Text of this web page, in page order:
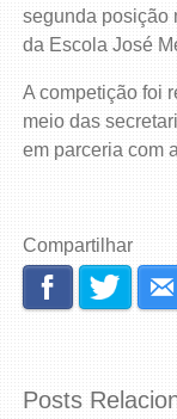
segunda posição
da Escola José
A competição foi
meio das
em parceria com
Compartilhar
Posts